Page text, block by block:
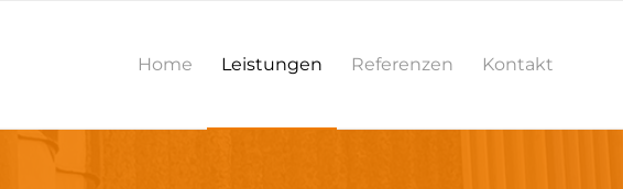
Home Leistungen Referenzen Kontakt